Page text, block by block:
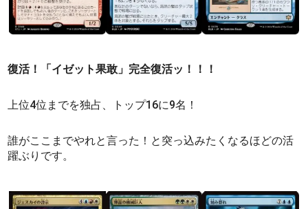
復活！「イゼット果敢」完全復活ッ！！！
上位4位までを独占、トップ16に9名！
誰がここまでやれと言った！と突っ込みたくなるほどの活
躍ぶりです。